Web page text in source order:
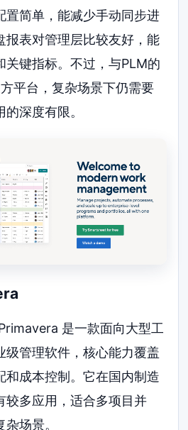
置简单，能减少手动同步进
报表对管理层比较友好，能
关键指标。不过，与PLM的
平台，复杂场景下仍需要
深度有限。
是一款面向大型工
级管理软件，核心能力覆盖
和成本控制。它在国内制造
较多应用，适合多项目并
场景。